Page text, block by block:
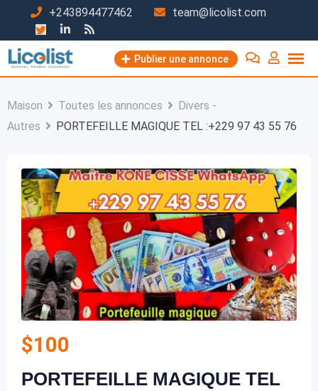
contenu
+243894477462 team@licolist.com
Publier une annonce
Maison Toutes les annonces
Divers -
Autres
PORTEFEILLE MAGIQUE TEL :+229 97 43 55 76
$100
PORTEFEILLE MAGIQUE TEL